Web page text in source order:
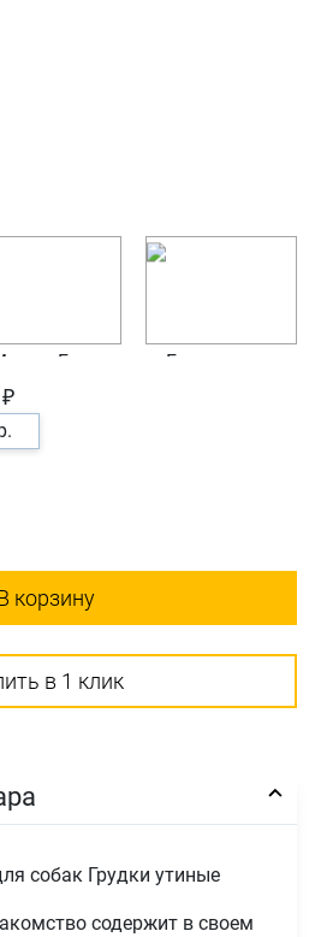
корзину
в 1 клик
собак Грудки утиные
содержит в своем